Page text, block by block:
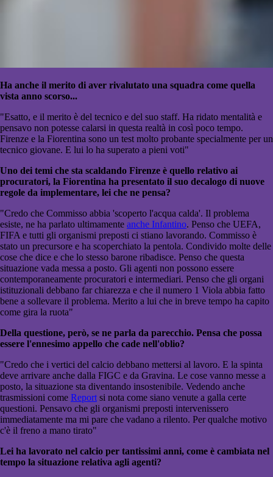
Ha anche il merito di aver rivalutato una squadra come quella
vista anno scorso...
"Esatto, e il merito è del tecnico e del suo staff. Ha ridato mentalità e
pensavo non potesse calarsi in questa realtà in così poco tempo.
Firenze e la Fiorentina sono un test molto probante specialmente per un
tecnico giovane. E lui lo ha superato a pieni voti"
Uno dei temi che sta scaldando Firenze è quello relativo ai
procuratori, la Fiorentina ha presentato il suo decalogo di nuove
regole da implementare, lei che ne pensa?
"Credo che Commisso abbia 'scoperto l'acqua calda'. Il problema
esiste, ne ha parlato ultimamente anche Infantino. Penso che UEFA,
FIFA e tutti gli organismi preposti ci stiano lavorando. Commisso è
stato un precursore e ha scoperchiato la pentola. Condivido molte delle
cose che dice e che lo stesso barone ribadisce. Penso che questa
situazione vada messa a posto. Gli agenti non possono essere
contemporaneamente procuratori e intermediari. Penso che gli organi
istituzionali debbano far chiarezza e che il numero 1 Viola abbia fatto
bene a sollevare il problema. Merito a lui che in breve tempo ha capito
come gira la ruota"
Della questione, però, se ne parla da parecchio. Pensa che possa
essere l'ennesimo appello che cade nell'oblio?
"Credo che i vertici del calcio debbano mettersi al lavoro. E la spinta
deve arrivare anche dalla FIGC e da Gravina. Le cose vanno messe a
posto, la situazione sta diventando insostenibile. Vedendo anche
trasmissioni come Report si nota come siano venute a galla certe
questioni. Pensavo che gli organismi preposti intervenissero
immediatamente ma mi pare che vadano a rilento. Per qualche motivo
c'è il freno a mano tirato"
Lei ha lavorato nel calcio per tantissimi anni, come è cambiata nel
tempo la situazione relativa agli agenti?